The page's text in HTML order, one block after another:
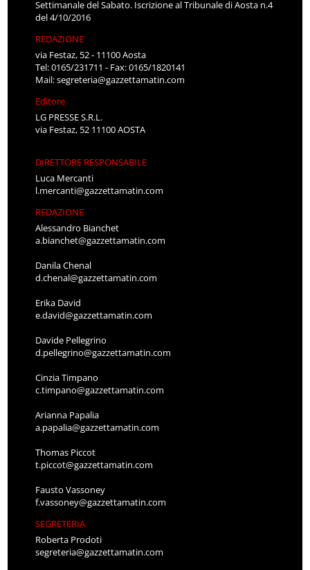
Settimanale del Sabato. Iscrizione al Tribunale di Aosta n.4
del 4/10/2016
REDAZIONE
via Festaz, 52 - 11100 Aosta
Tel: 0165/231711 - Fax: 0165/1820141
Mail:segreteria@gazzettamatin.com
Editore
LG PRESSE S.R.L.
via Festaz, 52 11100 AOSTA
DIRETTORE RESPONSABILE
Luca Mercanti
l.mercanti@gazzettamatin.com
REDAZIONE
Alessandro Bianchet
a.bianchet@gazzettamatin.com
Danila Chenal
d.chenal@gazzettamatin.com
Erika David
e.david@gazzettamatin.com
Davide Pellegrino
d.pellegrino@gazzettamatin.com
Cinzia Timpano
c.timpano@gazzettamatin.com
Arianna Papalia
a.papalia@gazzettamatin.com
Thomas Piccot
t.piccot@gazzettamatin.com
Fausto Vassoney
f.vassoney@gazzettamatin.com
SEGRETERIA
Roberta Prodoti
segreteria@gazzettamatin.com